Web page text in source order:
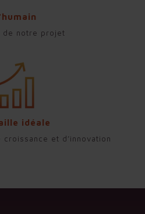
de notre projet
idéale
et d’innovation